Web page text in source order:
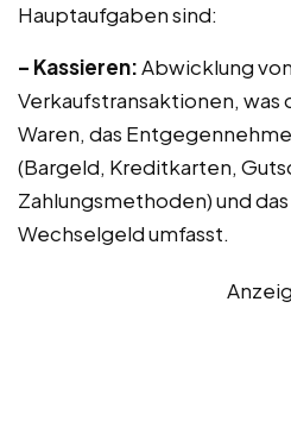
Hauptaufgaben sind:
– Kassieren:Abwicklung von
Verkaufstransaktionen, was
Waren, das
(Bargeld, Kreditkarten,
Zahlungsmethoden) und
Wechselgeld umfasst.